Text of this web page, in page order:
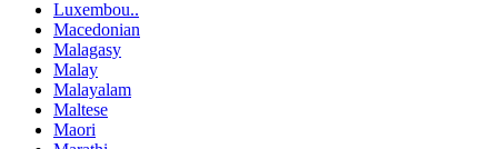
Luxembou..
Macedonian
Malagasy
Malay
Malayalam
Maltese
Maori